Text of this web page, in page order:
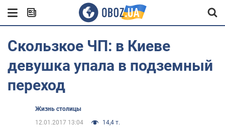
Скользкое ЧП: в Киеве
девушка упала в подземный
переход
Жизнь столицы
12.01.2017 13:04
14,4 т.